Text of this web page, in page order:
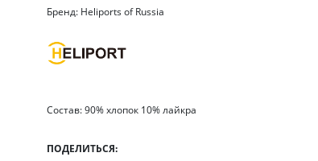
Бренд: Heliports of Russia
Состав: 90% хлопок 10% лайкра
ПОДЕЛИТЬСЯ: